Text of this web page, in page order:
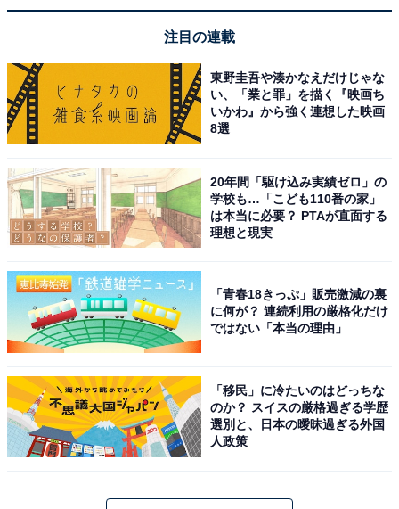
注目の連載
東野圭吾や湊かなえだけじゃな
い、「業と罪」を描く『映画ち
いかわ』から強く連想した映画
8選
20年間「駆け込み実績ゼロ」の
学校も…「こども110番の家」
は本当に必要？ PTAが直面する
理想と現実
「青春18きっぷ」販売激減の裏
に何が？ 連続利用の厳格化だけ
ではない「本当の理由」
「移民」に冷たいのはどっちな
のか？ スイスの厳格過ぎる学歴
選別と、日本の曖昧過ぎる外国
人政策